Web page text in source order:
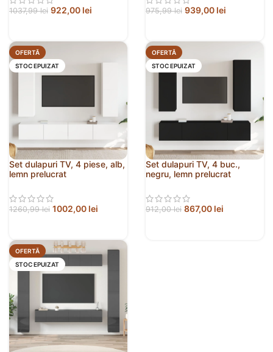
1037,99lei 922,00 lei 975,99lei 939,00 lei
OFERTĂ
STOC EPUIZAT
Set dulapuri TV, 4 piese, alb,
lemn prelucrat
1260,99lei 1002,00 lei
OFERTĂ
STOC EPUIZAT
Set dulapuri TV, 4 buc.,
negru, lemn prelucrat
912,00lei 867,00 lei
OFERTĂ
STOC EPUIZAT